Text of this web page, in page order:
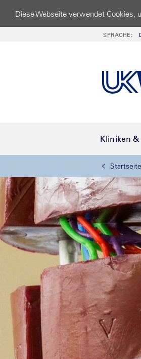
Diese Webseite verwendet Cookies,
SPRACHE:
Kliniken
Startseite